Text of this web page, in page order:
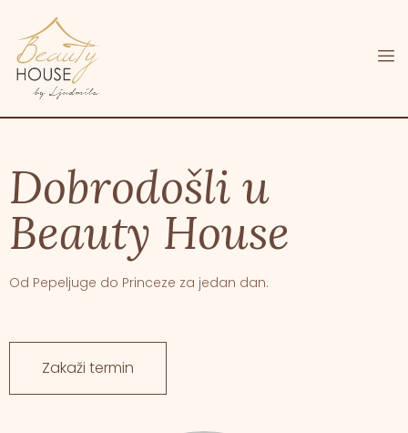
Dobrodošli u
Beauty House
Od Pepeljuge do Princeze za jedan dan.
Zakaži termin